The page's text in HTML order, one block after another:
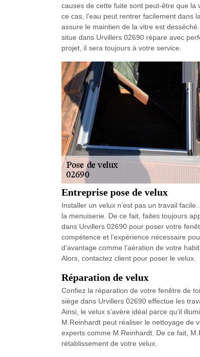
causes de cette fuite sont peut-être que
ce cas, l’eau peut rentrer facilement dans
assure le maintien de la vitre est
situe dans Urvillers 02690 répare avec
projet, il sera toujours à votre service.
Entreprise pose de velux
Installer un velux n’est pas un travail
la menuiserie. De ce fait, faites toujours
dans Urvillers 02690 pour poser votre
compétence et l’expérience nécessaire
d’avantage comme l’aération de votre
Alors, contactez client pour poser le velux.
Réparation de velux
Confiez la réparation de votre fenêtre de
siège dans Urvillers 02690 effectue les
Ainsi, le velux s’avère idéal parce qu’il
M.Reinhardt peut réaliser le nettoyage de
experts comme M.Reinhardt. De ce fait,
rétablissement de votre velux.